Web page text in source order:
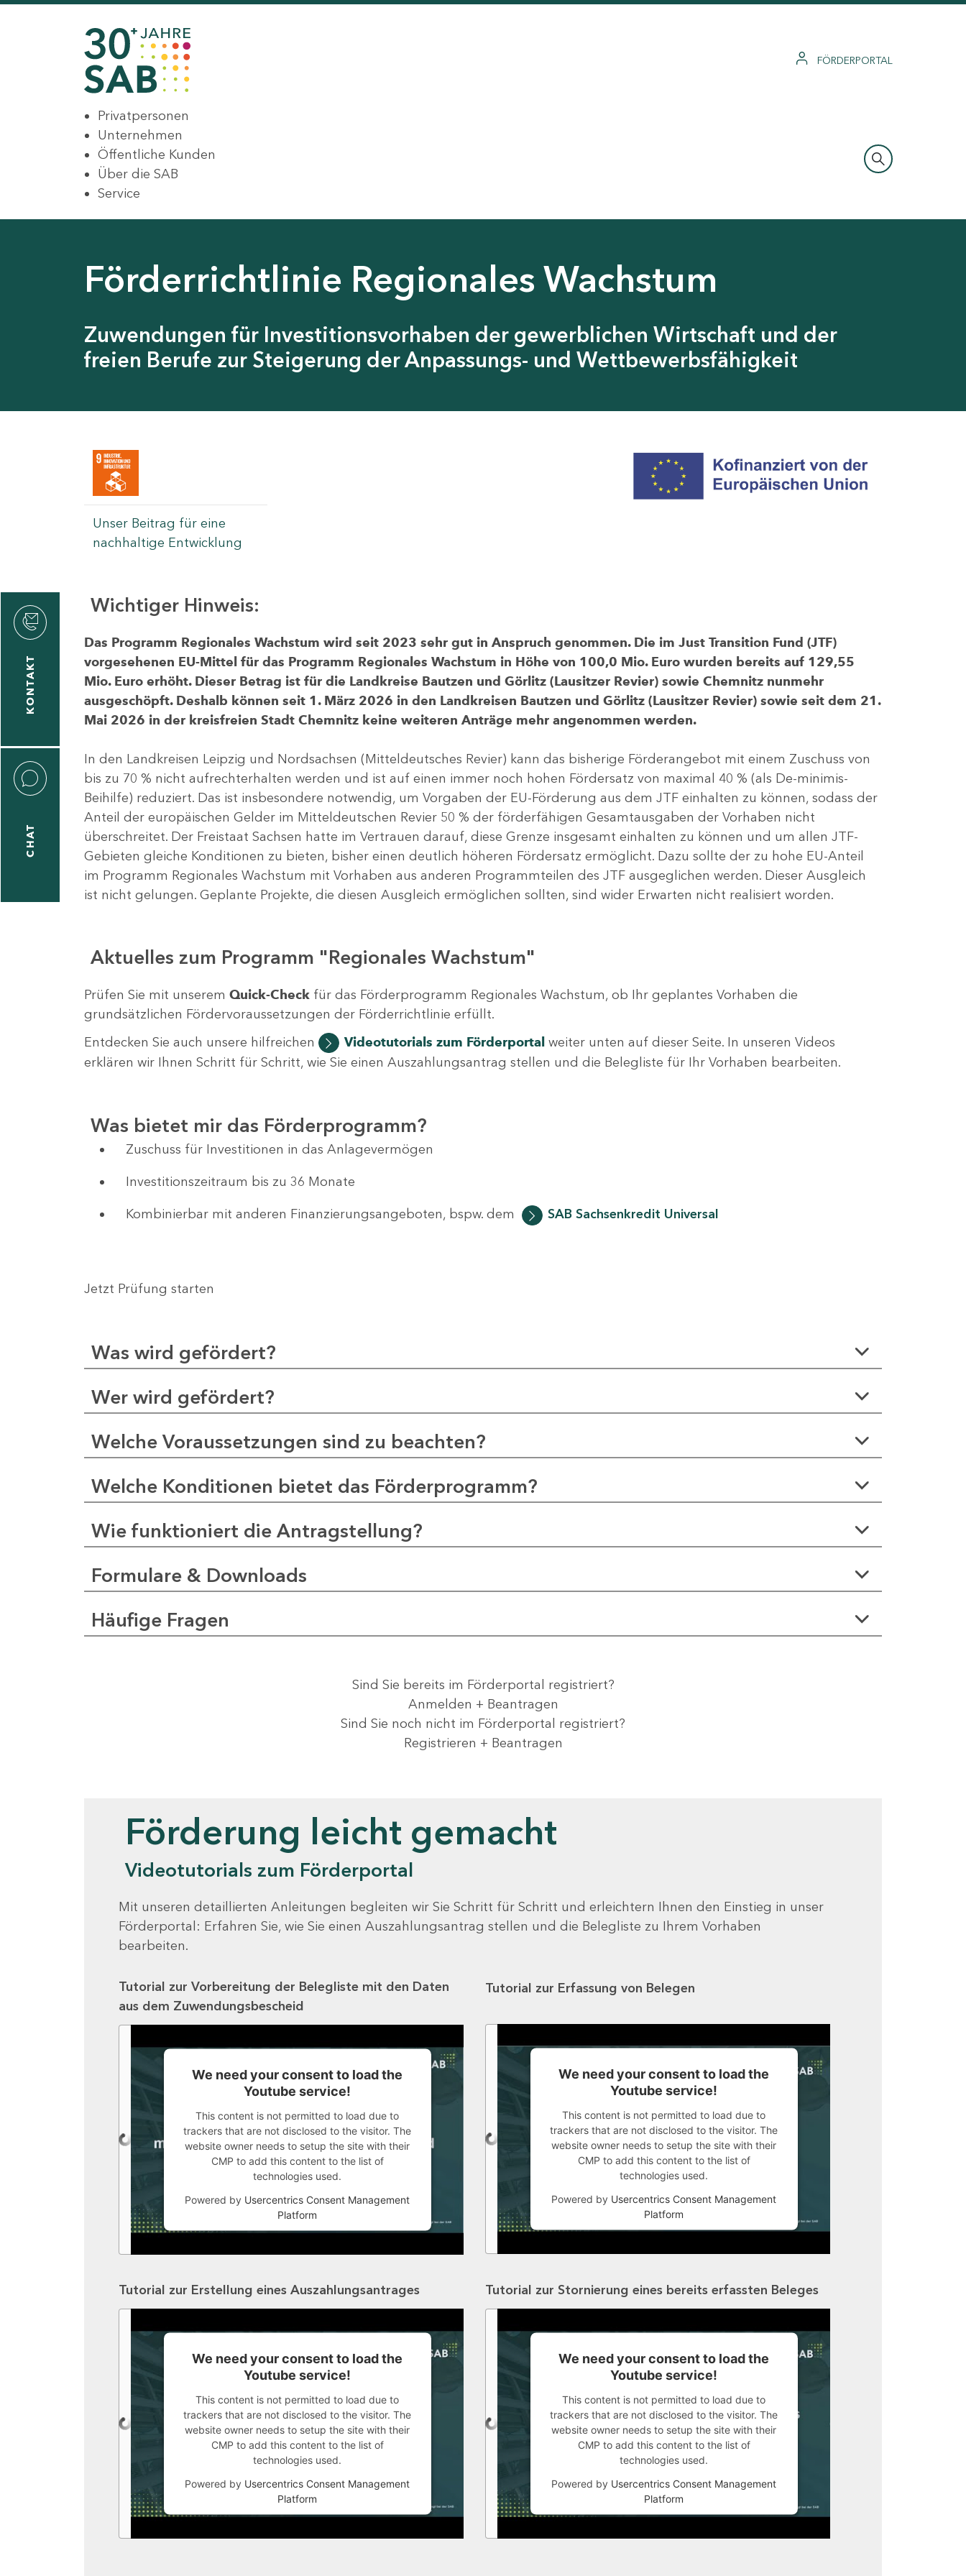
FÖRDERPORTAL
Privatpersonen
Unternehmen
Öffentliche Kunden
Über die SAB
Service
Förderrichtlinie Regionales Wachstum
Zuwendungen für Investitionsvorhaben der gewerblichen Wirtschaft und der
freien Berufe zur Steigerung der Anpassungs- und Wettbewerbsfähigkeit
Unser Beitrag für eine
nachhaltige Entwicklung
KONTAKT
CHAT
Wichtiger Hinweis:
Das Programm Regionales Wachstum wird seit 2023 sehr gut in Anspruch genommen. Die im Just Transition Fund (JTF)
vorgesehenen EU-Mittel für das Programm Regionales Wachstum in Höhe von 100,0 Mio. Euro wurden bereits auf 129,55
Mio. Euro erhöht. Dieser Betrag ist für die Landkreise Bautzen und Görlitz (Lausitzer Revier) sowie Chemnitz nunmehr
ausgeschöpft. Deshalb können seit 1. März 2026 in den Landkreisen Bautzen und Görlitz (Lausitzer Revier) sowie seit dem 21.
Mai 2026 in der kreisfreien Stadt Chemnitz keine weiteren Anträge mehr angenommen werden.
In den Landkreisen Leipzig und Nordsachsen (Mitteldeutsches Revier) kann das bisherige Förderangebot mit einem Zuschuss von
bis zu 70 % nicht aufrechterhalten werden und ist auf einen immer noch hohen Fördersatz von maximal 40 % (als De-minimis-
Beihilfe) reduziert. Das ist insbesondere notwendig, um Vorgaben der EU-Förderung aus dem JTF einhalten zu können, sodass der
Anteil der europäischen Gelder im Mitteldeutschen Revier 50 % der förderfähigen Gesamtausgaben der Vorhaben nicht
überschreitet. Der Freistaat Sachsen hatte im Vertrauen darauf, diese Grenze insgesamt einhalten zu können und um allen JTF-
Gebieten gleiche Konditionen zu bieten, bisher einen deutlich höheren Fördersatz ermöglicht. Dazu sollte der zu hohe EU-Anteil
im Programm Regionales Wachstum mit Vorhaben aus anderen Programmteilen des JTF ausgeglichen werden. Dieser Ausgleich
ist nicht gelungen. Geplante Projekte, die diesen Ausgleich ermöglichen sollten, sind wider Erwarten nicht realisiert worden.
Aktuelles zum Programm "Regionales Wachstum"
Prüfen Sie mit unserem Quick-Check für das Förderprogramm Regionales Wachstum, ob Ihr geplantes Vorhaben die
grundsätzlichen Fördervoraussetzungen der Förderrichtlinie erfüllt.
Entdecken Sie auch unsere hilfreichen
Videotutorials zum Förderportalweiter unten auf dieser Seite. In unseren Videos
erklären wir Ihnen Schritt für Schritt, wie Sie einen Auszahlungsantrag stellen und die Belegliste für Ihr Vorhaben bearbeiten.
Was bietet mir das Förderprogramm?
Zuschuss für Investitionen in das Anlagevermögen
Investitionszeitraum bis zu 36 Monate
Kombinierbar mit anderen Finanzierungsangeboten, bspw. dem SAB Sachsenkredit Universal
Jetzt Prüfung starten
Was wird gefördert?
Wer wird gefördert?
Welche Voraussetzungen sind zu beachten?
Welche Konditionen bietet das Förderprogramm?
Wie funktioniert die Antragstellung?
Formulare & Downloads
Häufige Fragen
Sind Sie bereits im Förderportal registriert?
Anmelden + Beantragen
Sind Sie noch nicht im Förderportal registriert?
Registrieren + Beantragen
Förderung leicht gemacht
Videotutorials zum Förderportal
Mit unseren detaillierten Anleitungen begleiten wir Sie Schritt für Schritt und erleichtern Ihnen den Einstieg in unser
Förderportal: Erfahren Sie, wie Sie einen Auszahlungsantrag stellen und die Belegliste zu Ihrem Vorhaben
bearbeiten.
Tutorial zur Vorbereitung der Belegliste mit den Daten
aus dem Zuwendungsbescheid
We need your consent to load the
Youtube service!
This content is not permitted to load due to
trackers that are not disclosed to the visitor. The
website owner needs to setup the site with their
CMP to add this content to the list of
technologies used.
Powered by Usercentrics Consent Management
Platform
Tutorial zur Erfassung von Belegen
We need your consent to load the
Youtube service!
This content is not permitted to load due to
trackers that are not disclosed to the visitor. The
website owner needs to setup the site with their
CMP to add this content to the list of
technologies used.
Powered by Usercentrics Consent Management
Platform
Tutorial zur Erstellung eines Auszahlungsantrages
We need your consent to load the
Youtube service!
This content is not permitted to load due to
trackers that are not disclosed to the visitor. The
website owner needs to setup the site with their
CMP to add this content to the list of
technologies used.
Powered by Usercentrics Consent Management
Platform
Tutorial zur Stornierung eines bereits erfassten Beleges
We need your consent to load the
Youtube service!
This content is not permitted to load due to
trackers that are not disclosed to the visitor. The
website owner needs to setup the site with their
CMP to add this content to the list of
technologies used.
Powered by Usercentrics Consent Management
Platform